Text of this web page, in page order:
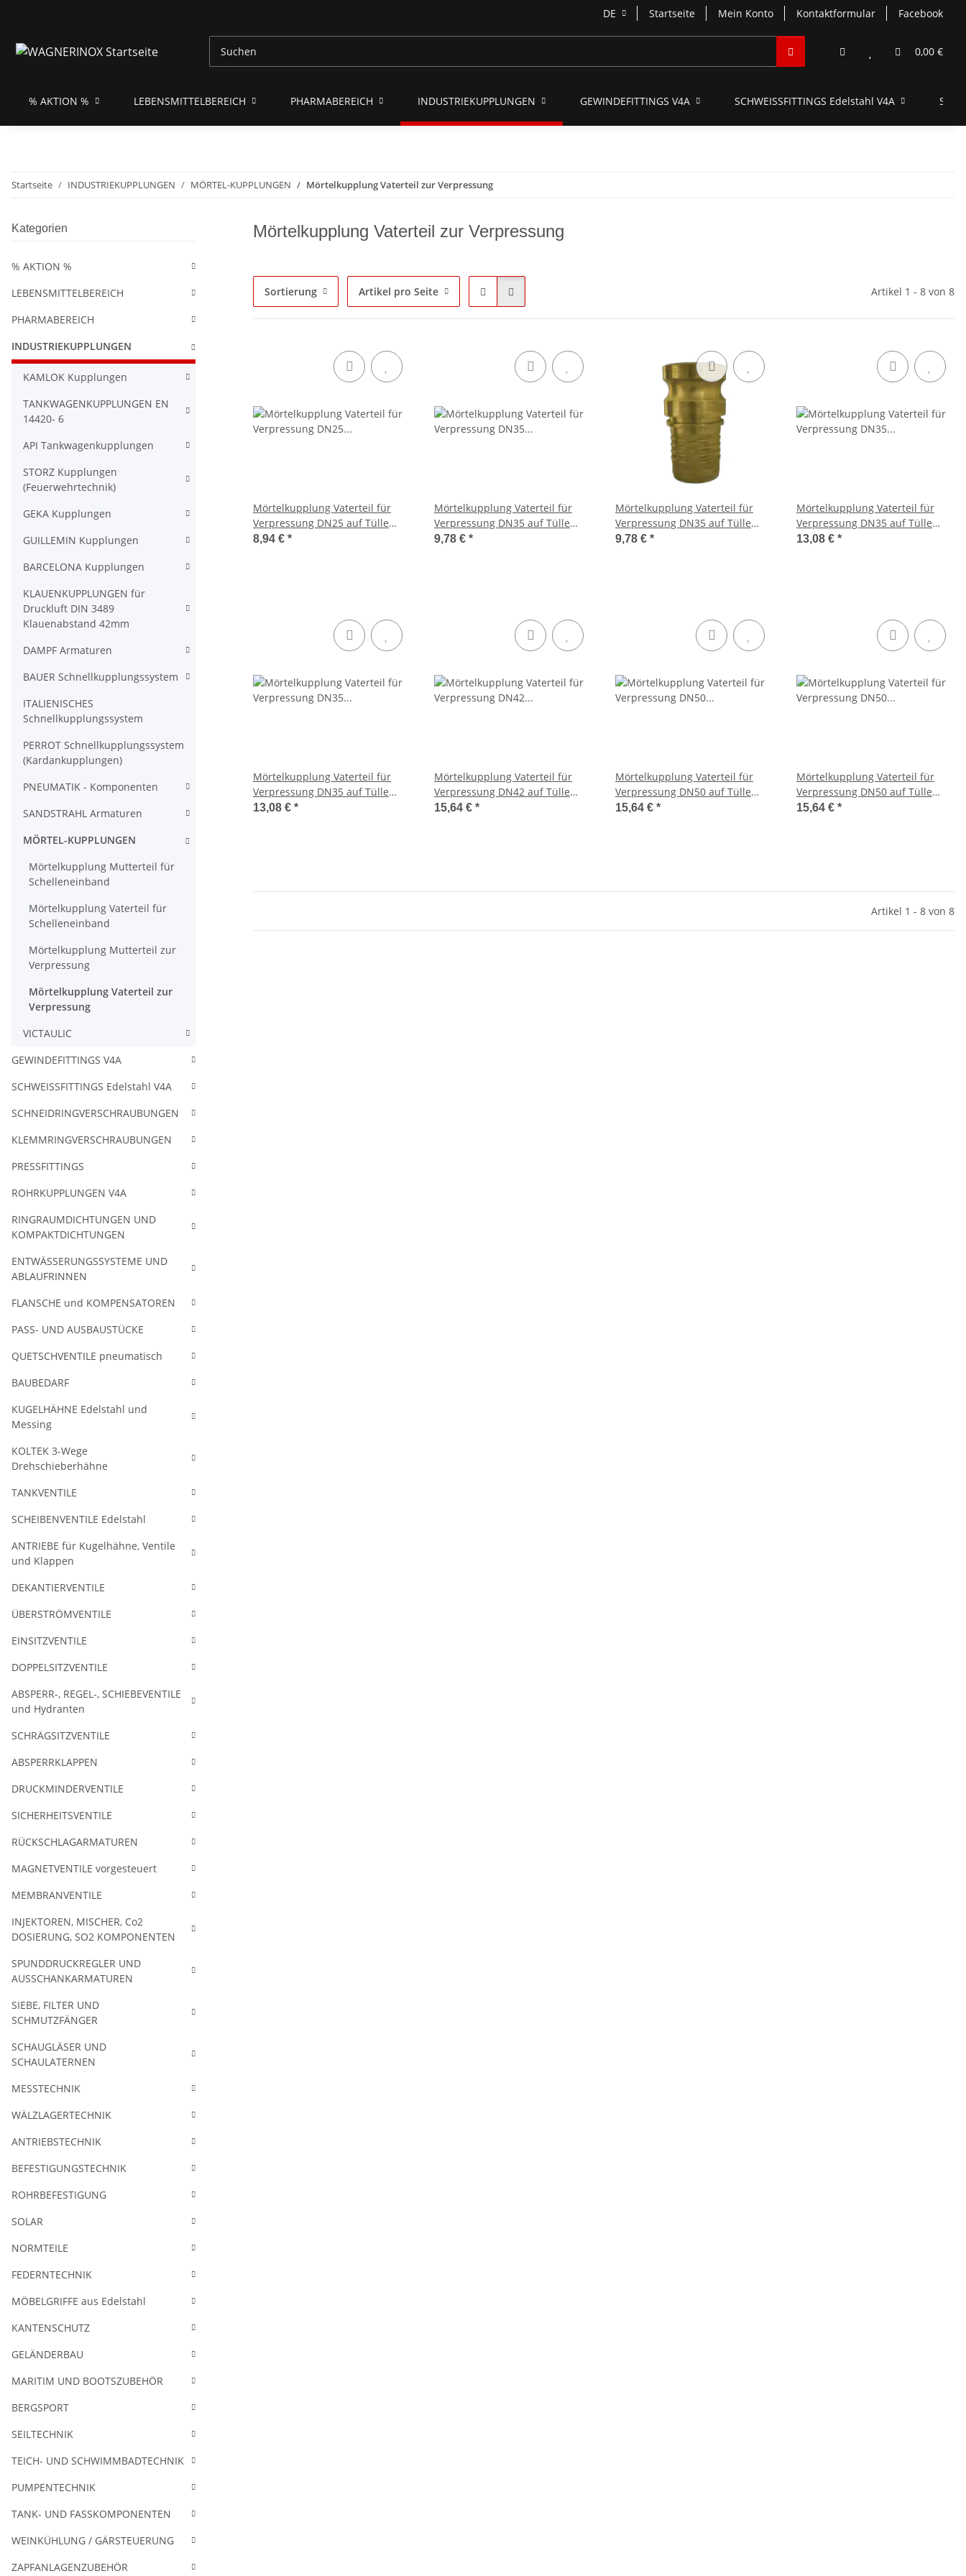
DE Startseite Mein Konto Kontaktformular Facebook
0,00 €
% AKTION % LEBENSMITTELBEREICH PHARMABEREICH INDUSTRIEKUPPLUNGEN GEWINDEFITTINGS V4A SCHWEISSFITTINGS Edelstahl V4A
Startseite INDUSTRIEKUPPLUNGEN MÖRTEL-KUPPLUNGEN Mörtelkupplung Vaterteil zur Verpressung
Mörtelkupplung Vaterteil zur Verpressung
Sortierung Artikel pro Seite Artikel 1 - 8 von 8
Mörtelkupplung Vaterteil für
Verpressung DN25 auf Tülle
25mm Stahl gelb verzinkt
8,94 € *
Mörtelkupplung Vaterteil für
Verpressung DN35 auf Tülle
35mm Stahl gelb verzinkt
9,78 € *
Mörtelkupplung Vaterteil für
Verpressung DN35 auf Tülle
35mm Stahl gelb verzinkt
9,78 € *
Mörtelkupplung Vaterteil für
Verpressung DN35 auf Tülle
38mm Stahl gelb verzinkt
13,08 € *
Mörtelkupplung Vaterteil für
Verpressung DN35 auf Tülle
38mm Stahl gelb verzinkt
13,08 € *
Mörtelkupplung Vaterteil für
Verpressung DN42 auf Tülle
42mm Stahl gelb verzinkt
15,64 € *
Mörtelkupplung Vaterteil für
Verpressung DN50 auf Tülle
50mm Stahl gelb verzinkt
15,64 € *
Mörtelkupplung Vaterteil für
Verpressung DN50 auf Tülle
50mm Stahl gelb verzinkt
15,64 € *
Artikel 1 - 8 von 8
Kategorien
% AKTION %
LEBENSMITTELBEREICH
PHARMABEREICH
INDUSTRIEKUPPLUNGEN
KAMLOK Kupplungen
TANKWAGENKUPPLUNGEN EN
14420- 6
API Tankwagenkupplungen
STORZ Kupplungen
(Feuerwehrtechnik)
GEKA Kupplungen
GUILLEMIN Kupplungen
BARCELONA Kupplungen
KLAUENKUPPLUNGEN für
Druckluft DIN 3489
Klauenabstand 42mm
DAMPF Armaturen
BAUER Schnellkupplungssystem
ITALIENISCHES
Schnellkupplungssystem
PERROT Schnellkupplungssystem
(Kardankupplungen)
PNEUMATIK - Komponenten
SANDSTRAHL Armaturen
MÖRTEL-KUPPLUNGEN
Mörtelkupplung Mutterteil für
Schelleneinband
Mörtelkupplung Vaterteil für
Schelleneinband
Mörtelkupplung Mutterteil zur
Verpressung
Mörtelkupplung Vaterteil zur
Verpressung
VICTAULIC
GEWINDEFITTINGS V4A
SCHWEISSFITTINGS Edelstahl V4A
SCHNEIDRINGVERSCHRAUBUNGEN
KLEMMRINGVERSCHRAUBUNGEN
PRESSFITTINGS
ROHRKUPPLUNGEN V4A
RINGRAUMDICHTUNGEN UND
KOMPAKTDICHTUNGEN
ENTWÄSSERUNGSSYSTEME UND
ABLAUFRINNEN
FLANSCHE und KOMPENSATOREN
PASS- UND AUSBAUSTÜCKE
QUETSCHVENTILE pneumatisch
BAUBEDARF
KUGELHÄHNE Edelstahl und
Messing
KOLTEK 3-Wege
Drehschieberhähne
TANKVENTILE
SCHEIBENVENTILE Edelstahl
ANTRIEBE für Kugelhähne, Ventile
und Klappen
DEKANTIERVENTILE
ÜBERSTRÖMVENTILE
EINSITZVENTILE
DOPPELSITZVENTILE
ABSPERR-, REGEL-, SCHIEBEVENTILE
und Hydranten
SCHRÄGSITZVENTILE
ABSPERRKLAPPEN
DRUCKMINDERVENTILE
SICHERHEITSVENTILE
RÜCKSCHLAGARMATUREN
MAGNETVENTILE vorgesteuert
MEMBRANVENTILE
INJEKTOREN, MISCHER, Co2
DOSIERUNG, SO2 KOMPONENTEN
SPUNDDRUCKREGLER UND
AUSSCHANKARMATUREN
SIEBE, FILTER UND
SCHMUTZFÄNGER
SCHAUGLÄSER UND
SCHAULATERNEN
MESSTECHNIK
WÄLZLAGERTECHNIK
ANTRIEBSTECHNIK
BEFESTIGUNGSTECHNIK
ROHRBEFESTIGUNG
SOLAR
NORMTEILE
FEDERNTECHNIK
MÖBELGRIFFE aus Edelstahl
KANTENSCHUTZ
GELÄNDERBAU
MARITIM UND BOOTSZUBEHÖR
BERGSPORT
SEILTECHNIK
TEICH- UND SCHWIMMBADTECHNIK
PUMPENTECHNIK
TANK- UND FASSKOMPONENTEN
WEINKÜHLUNG / GÄRSTEUERUNG
ZAPFANLAGENZUBEHÖR